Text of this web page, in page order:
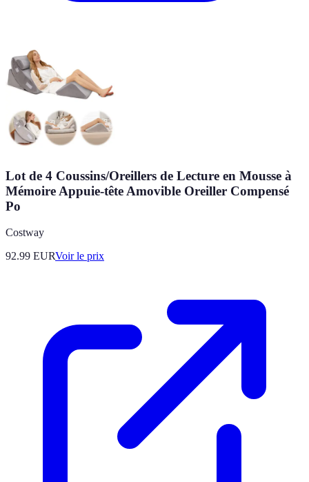
Lot de 4 Coussins/Oreillers de Lecture en Mousse à
Mémoire Appuie-tête Amovible Oreiller Compensé
Po
Costway
92.99 EURVoir le prix